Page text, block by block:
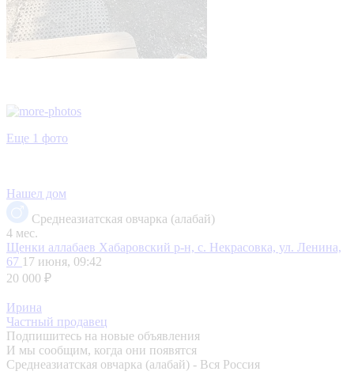
Еще 1 фото
Нашел дом
Среднеазиатская овчарка (алабай)
4 мес.
Щенки аллабаев Хабаровский р-н, с. Некрасовка, ул. Ленина,
67 17 июня, 09:42
20 000 ₽
Ирина
Частный продавец
Подпишитесь на новые объявления
И мы сообщим, когда они появятся
Среднеазиатская овчарка (алабай) - Вся Россия